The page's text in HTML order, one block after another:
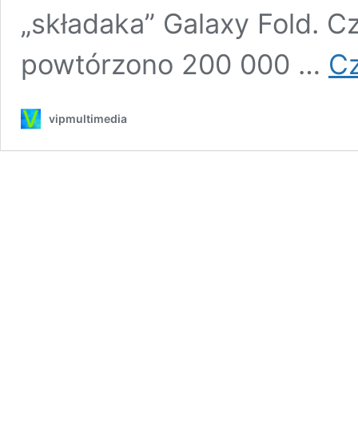
„składaka” Galaxy Fold.
powtórzono 200 000 …
vipmultimedia